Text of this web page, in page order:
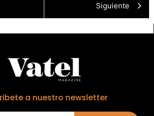
Siguiente
a nuestro newsletter